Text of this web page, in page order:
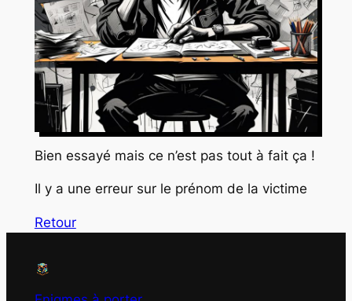
Bien essayé mais ce n’est pas tout à fait ça !
Il y a une erreur sur le prénom de la victime
Retour